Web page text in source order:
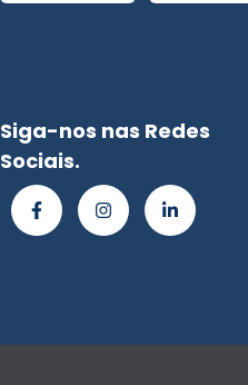
Siga-nos nas Redes
Sociais.